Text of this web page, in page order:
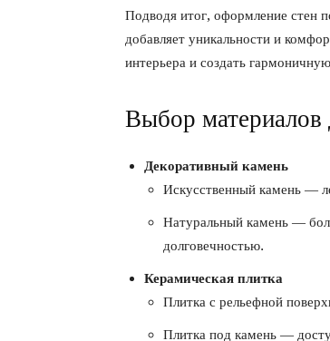
Подводя итог, оформление стен
добавляет уникальности и
интерьера и создать
Выбор материалов
Декоративный камень
Искусственный камень —
Натуральный камень —
долговечностью.
Керамическая плитка
Плитка с рельефной
Плитка под камень —